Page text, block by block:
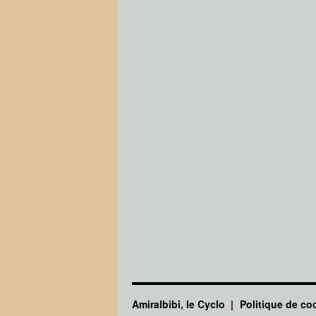
Amiralbibi, le Cyclo Politique de